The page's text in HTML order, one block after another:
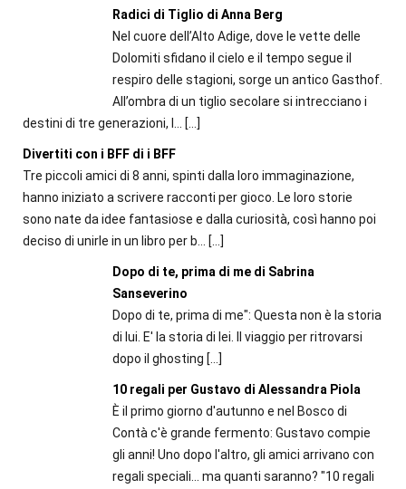
Radici di Tiglio di Anna Berg
Nel cuore dell’Alto Adige, dove le vette delle
Dolomiti sfidano il cielo e il tempo segue il
respiro delle stagioni, sorge un antico Gasthof.
All’ombra di un tiglio secolare si intrecciano i
destini di tre generazioni, l...
[…]
Divertiti con i BFF di i BFF
Tre piccoli amici di 8 anni, spinti dalla loro immaginazione,
hanno iniziato a scrivere racconti per gioco. Le loro storie
sono nate da idee fantasiose e dalla curiosità, così hanno poi
deciso di unirle in un libro per b...
[…]
Dopo di te, prima di me di Sabrina
Sanseverino
Dopo di te, prima di me": Questa non è la storia
di lui. E' la storia di lei. Il viaggio per ritrovarsi
dopo il ghosting […]
10 regali per Gustavo di Alessandra Piola
È il primo giorno d'autunno e nel Bosco di
Contà c'è grande fermento: Gustavo compie
gli anni! Uno dopo l'altro, gli amici arrivano con
regali speciali... ma quanti saranno? "10 regali